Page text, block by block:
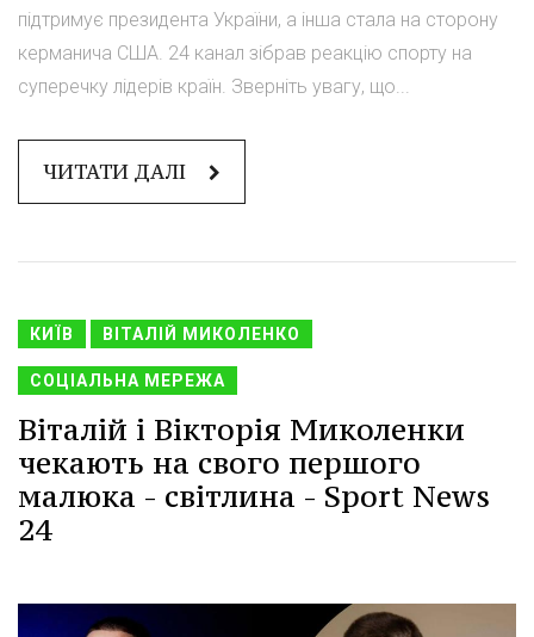
підтримує президента України, а інша стала на сторону
керманича США. 24 канал зібрав реакцію спорту на
суперечку лідерів країн. Зверніть увагу, що...
ЧИТАТИ ДАЛІ
КИЇВ ВІТАЛІЙ МИКОЛЕНКО
СОЦІАЛЬНА МЕРЕЖА
Віталій і Вікторія Миколенки
чекають на свого першого
малюка - світлина - Sport News
24